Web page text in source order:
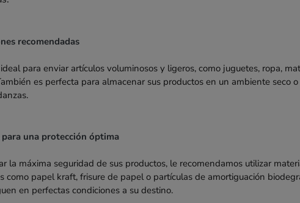
recomendadas
para enviar artículos voluminosos y ligeros, como juguetes, ropa,
es perfecta para almacenar sus productos en un ambiente seco
para una protección óptima
la máxima seguridad de sus productos, le recomendamos utilizar
como papel kraft, frisure de papel o partículas de amortiguación
en perfectas condiciones a su destino.